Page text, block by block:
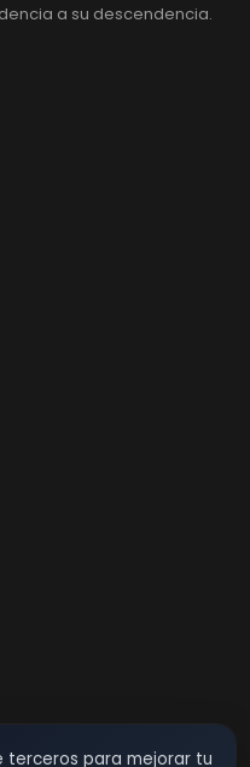
y balances
a su descendencia.
terceros para mejorar tu